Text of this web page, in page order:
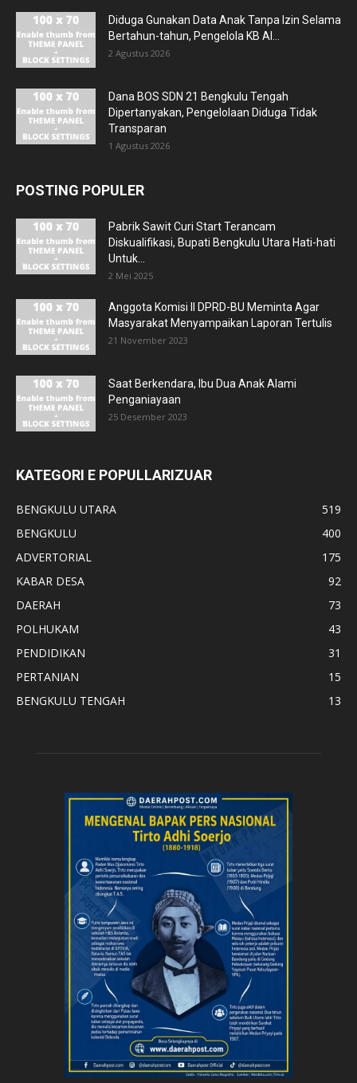
Diduga Gunakan Data Anak Tanpa Izin Selama
Bertahun-tahun, Pengelola KB Al...
2 Agustus 2026
Dana BOS SDN 21 Bengkulu Tengah
Dipertanyakan, Pengelolaan Diduga Tidak
Transparan
1 Agustus 2026
POSTING POPULER
Pabrik Sawit Curi Start Terancam
Diskualifikasi, Bupati Bengkulu Utara Hati-hati
Untuk...
2 Mei 2025
Anggota Komisi II DPRD-BU Meminta Agar
Masyarakat Menyampaikan Laporan Tertulis
21 November 2023
Saat Berkendara, Ibu Dua Anak Alami
Penganiayaan
25 Desember 2023
KATEGORI E POPULLARIZUAR
BENGKULU UTARA
519
BENGKULU
400
ADVERTORIAL
175
KABAR DESA
92
DAERAH
73
POLHUKAM
43
PENDIDIKAN
31
PERTANIAN
15
BENGKULU TENGAH
13